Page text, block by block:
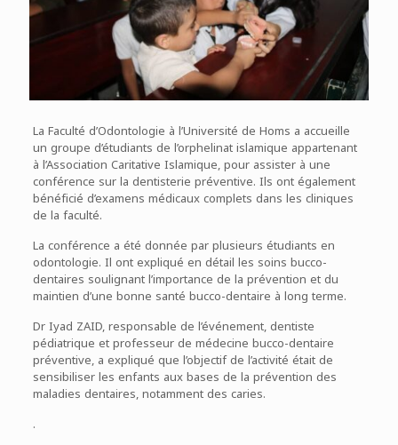
La Faculté d’Odontologie à l’Université de Homs a accueille
un groupe d’étudiants de l’orphelinat islamique appartenant
à l’Association Caritative Islamique, pour assister à une
conférence sur la dentisterie préventive. Ils ont également
bénéficié d’examens médicaux complets dans les cliniques
de la faculté.
La conférence a été donnée par plusieurs étudiants en
odontologie. Il ont expliqué en détail les soins bucco-
dentaires soulignant l’importance de la prévention et du
maintien d’une bonne santé bucco-dentaire à long terme.
Dr Iyad ZAID, responsable de l’événement, dentiste
pédiatrique et professeur de médecine bucco-dentaire
préventive, a expliqué que l’objectif de l’activité était de
sensibiliser les enfants aux bases de la prévention des
maladies dentaires, notamment des caries.
.